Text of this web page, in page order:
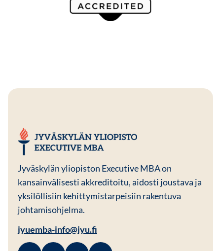
Jyväskylän yliopiston Executive MBA on
kansainvälisesti akkreditoitu, aidosti joustava ja
yksilöllisiin kehittymistarpeisiin rakentuva
johtamisohjelma.
jyuemba-info@jyu.fi